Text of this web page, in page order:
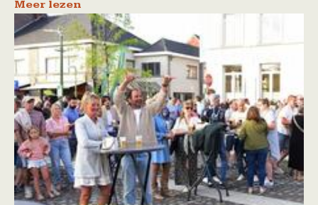
Meer lezen